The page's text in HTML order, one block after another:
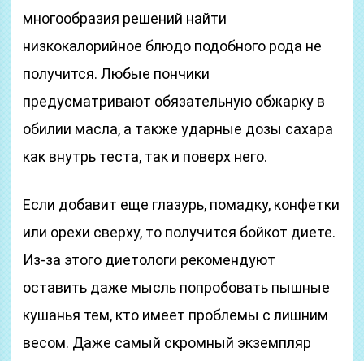
многообразия решений найти
низкокалорийное блюдо подобного рода не
получится. Любые пончики
предусматривают обязательную обжарку в
обилии масла, а также ударные дозы сахара
как внутрь теста, так и поверх него.
Если добавит еще глазурь, помадку, конфетки
или орехи сверху, то получится бойкот диете.
Из-за этого диетологи рекомендуют
оставить даже мысль попробовать пышные
кушанья тем, кто имеет проблемы с лишним
весом. Даже самый скромный экземпляр